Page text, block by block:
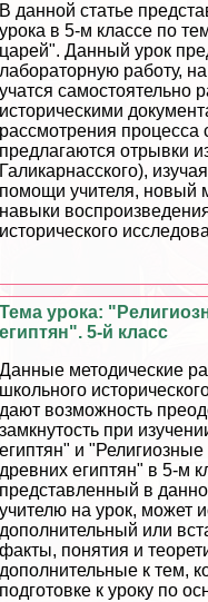
В данной статье
урока в 5-м классе по
царей". Данный урок
лабораторную работу,
учатся самостоятельно
историческими
рассмотрения процесса
предлагаются отрывки
Галикарнасского),
помощи учителя, новый
навыки
исторического
Тема урока:
египтян". 5-й класс
Данные методические
школьного
дают возможность
замкнутость при
египтян" и
древних египтян" в 5-м
представленный в
учителю на урок, может
дополнительный или
факты, понятия и
дополнительные к тем,
подготовке к уроку по